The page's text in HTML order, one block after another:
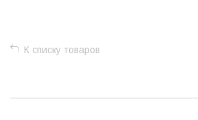
К списку товаров